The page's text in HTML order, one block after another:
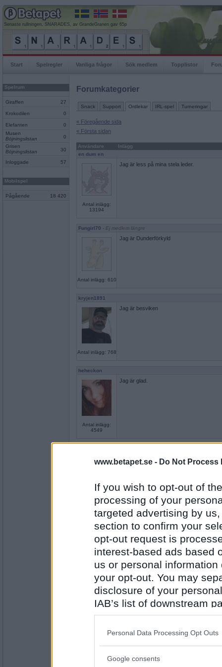
www.betapet.se - Do Not Process
If you wish to opt-out of
processing of your
targeted advertising by
section to confirm your
opt-out request is
interest-based ads based
us or personal
your opt-out. You may
disclosure of your
IAB’s list of downstream
also be disclosed by us
Downstream Participants
Please note that this
Personal Data Processing Opt Outs
Google consents
Senaste rullningen, SNARADES, av GrandeGranen gav 65p
Start Spelregler Vanliga frågor Sök medlem Topplistor
Spelrum
Giraffen 27
Krokodilen 0
Elefanten
0
Musen
Böjningslistan
0
Grisen
Böjningslistan
30
Inloggade 57
Mobilspel
Pågående 18 420
Forumkategorier
Snack Support Ordlekar IRL-spel Turneringar
« Föregående sida
« Första sidan
Användare
Inlägg
en dum en
Antal inlägg:
13194
Jag är less på mina stela leder.
Fungirl70 - Ej medlem längre
Antal inlägg: 610
Jag är Dunderförkyld
kryjen1891
Antal inlägg: 768
Jag är besviken
heheckon
Antal inlägg:
4549
Jag är glad.
Antal inlägg:
1716
Jag är trött på detta skitväder.
13194
Jag är inte hemma.